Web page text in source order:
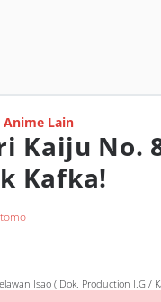
Anime Lain
Kaiju No.
Kafka!
Isao ( Dok. Production I.G /